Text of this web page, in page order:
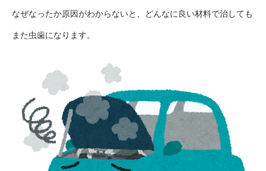
なぜなったか原因がわからないと、どんなに良い材料で治しても
また虫歯になります。